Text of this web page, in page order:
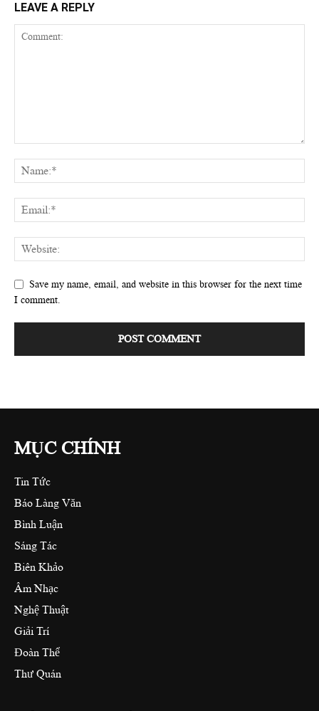
LEAVE A REPLY
Save my name, email, and website in this browser for the next time
I comment.
MỤC CHÍNH
Tin Tức
Báo Làng Văn
Bình Luận
Sáng Tác
Biên Khảo
Âm Nhạc
Nghệ Thuật
Giải Trí
Đoàn Thể
Thư Quán